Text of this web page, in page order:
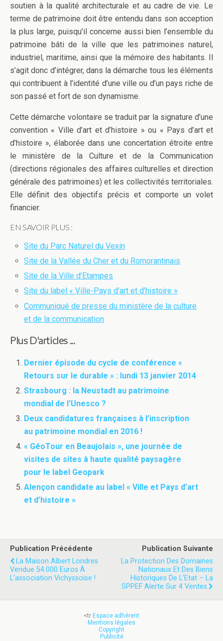
soutien à la qualité architecturale et au cadre de vie. Le
terme de patrimoine doit être entendu dans son acception
la plus large, puisqu’il concerne aussi bien l’ensemble du
patrimoine bâti de la ville que les patrimoines naturel,
industriel, maritime, ainsi que la mémoire des habitants. Il
s’agit donc d’intégrer, dans la démarche tous les éléments
qui contribuent à l’identité d’une ville ou d’un pays riche de
son passé et fort de son dynamisme.
Cette démarche volontaire se traduit par la signature d’une
convention « Ville d’art et d’histoire » ou « Pays d’art et
d’histoire », élaborée dans une concertation étroite entre
le ministère de la Culture et de la Communication
(directions régionales des affaires culturelles et direction
générale des patrimoines) et les collectivités territoriales.
Elle définit des objectifs précis et comporte un volet
financier.
EN SAVOIR PLUS :
Site du Parc Naturel du Vexin
Site de la Vallée du Cher et du Romorantinais
Site de la Ville d’Etampes
Site du label « Ville-Pays d’art et d’histoire »
Communiqué de presse du ministère de la culture
et de la communication
Plus D'articles ...
Dernier épisode du cycle de conférence «
Retours sur le durable » : lundi 13 janvier 2014
Strasbourg : la Neustadt au patrimoine
mondial de l’Unesco ?
Deux candidatures françaises à l’inscription
au patrimoine mondial en 2016 !
« GéoTour en Beaujolais », une journée de
visites de sites à haute qualité paysagère
pour le label Geopark
Alençon candidate au label « Ville et Pays d’art
et d’histoire »
Publication Précédente
La Maison Albert Londres
Vendue 54.000 Euros À
L’association Vichyssoise !
Publication Suivante
La Protection Des Domaines
Nationaux Et Des Biens
Historiques De L’Etat – La
SPPEF Alerte Sur 4 Ventes
<tr Espace adhérent
Mentions légales
Copyright
Publicité